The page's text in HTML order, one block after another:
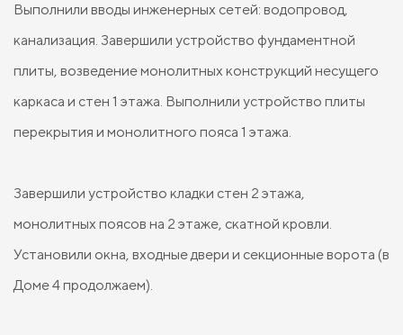
Выполнили вводы инженерных сетей: водопровод,
канализация. Завершили устройство фундаментной
плиты, возведение монолитных конструкций несущего
каркаса и стен 1 этажа. Выполнили устройство плиты
перекрытия и монолитного пояса 1 этажа.
Завершили устройство кладки стен 2 этажа,
монолитных поясов на 2 этаже, скатной кровли.
Установили окна, входные двери и секционные ворота (в
Доме 4 продолжаем).